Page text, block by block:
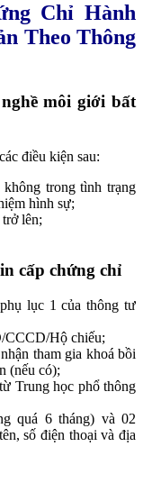
Chỉ Hành
Theo Thông
môi giới bất
điều kiện sau:
trong tình trạng
hình sự;
lên;
cấp chứng chỉ
lục 1 của thông tư
CCCD/Hộ chiếu;
tham gia khoá bồi
(nếu có);
Trung học phổ thông
quá 6 tháng) và 02
số điện thoại và địa